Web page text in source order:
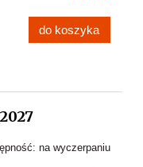
do koszyka
na wyczerpaniu